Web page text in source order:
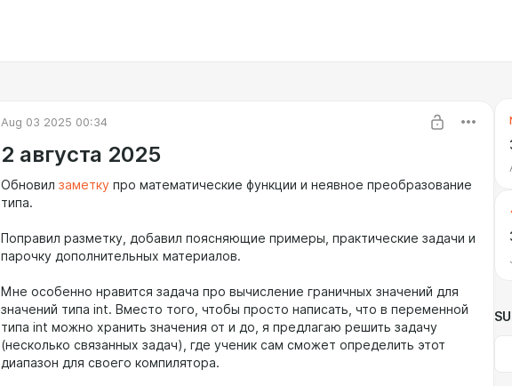
Aug 03 2025 00:34
2 августа 2025
Обновил заметку про математические функции и неявное преобразование
типа.
Поправил разметку, добавил поясняющие примеры, практические задачи и
парочку дополнительных материалов.
Мне особенно нравится задача про вычисление граничных значений для
значений типа int. Вместо того, чтобы просто написать, что в переменной
типа int можно хранить значения от и до, я предлагаю решить задачу
(несколько связанных задач), где ученик сам сможет определить этот
диапазон для своего компилятора.